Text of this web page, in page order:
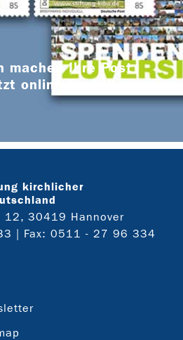
machen Ihre Post
online bestellen
kirchlicher
12, 30419 Hannover
| Fax: 0511 - 27 96 334